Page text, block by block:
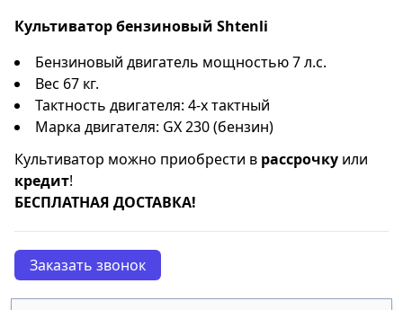
Культиватор бензиновый Shtenli
Бензиновый двигатель мощностью 7 л.с.
Вес 67 кг.
Тактность двигателя: 4-х тактный
Марка двигателя: GX 230 (бензин)
Культиватор можно приобрести в рассрочку или
кредит!
БЕСПЛАТНАЯ ДОСТАВКА!
Заказать звонок